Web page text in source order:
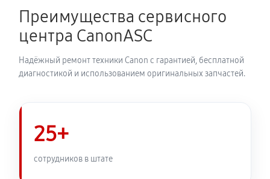
Замена печатной головки
1350 руб 60 минут
Замена печки МФУ Canon iR 2030i
Замена термопленки МФУ Canon iR 2030i
Преимущества сервисного
центра CanonASC
Надёжный ремонт техники Canon с гарантией, бесплатной
диагностикой и использованием оригинальных запчастей.
25+
сотрудников в штате